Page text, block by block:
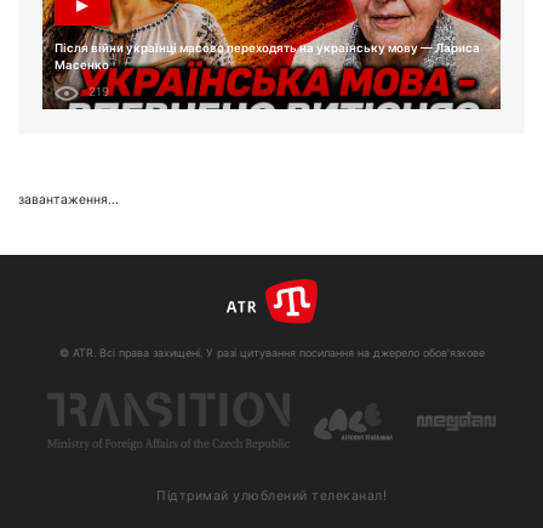
Після війни українці масово переходять на українську мову — Лариса
Масенко
219
завантаження...
© ATR. Всі права захищені. У разі цитування посилання на джерело обов'язкове
Підтримай улюблений телеканал!